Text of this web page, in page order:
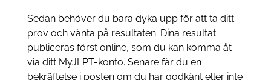
Sedan behöver du bara dyka upp för att ta ditt
prov och vänta på resultaten. Dina resultat
publiceras först online, som du kan komma åt
via ditt MyJLPT-konto. Senare får du en
bekräftelse i posten om du har godkänt eller inte